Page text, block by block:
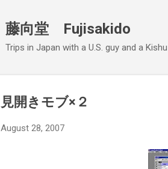
藤向堂 Fujisakido
Trips in Japan with a U.S. guy and a
見開きモブ×２
August 28, 2007